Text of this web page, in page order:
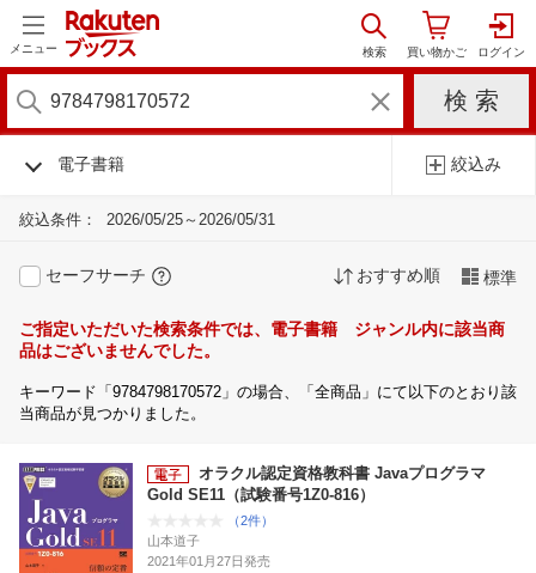
メニュー
電子書籍 絞込み
絞込条件： 2026/05/25～2026/05/31
セーフサーチ おすすめ順 標準
ご指定いただいた検索条件では、電子書籍 ジャンル内に該当商
品はございませんでした。
キーワード「9784798170572」の場合、「全商品」にて以下のとおり該
当商品が見つかりました。
オラクル認定資格教科書 Javaプログラマ
Gold SE11（試験番号1Z0-816）
（2件）
山本道子
2021年01月27日発売